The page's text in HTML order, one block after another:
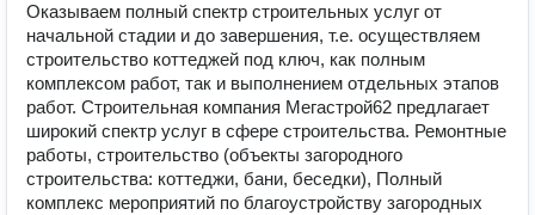
Оказываем полный спектр строительных услуг от
начальной стадии и до завершения, т.е. осуществляем
строительство коттеджей под ключ, как полным
комплексом работ, так и выполнением отдельных этапов
работ. Строительная компания Мегастрой62 предлагает
широкий спектр услуг в сфере строительства. Ремонтные
работы, строительство (объекты загородного
строительства: коттеджи, бани, беседки), Полный
комплекс мероприятий по благоустройству загородных